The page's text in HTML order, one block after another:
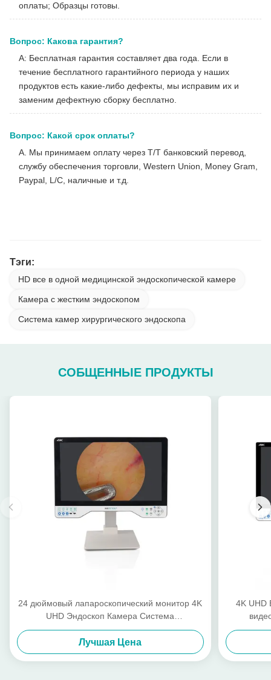
оплаты; Образцы готовы.
Вопрос: Какова гарантия?
A: Бесплатная гарантия составляет два года. Если в
течение бесплатного гарантийного периода у наших
продуктов есть какие-либо дефекты, мы исправим их и
заменим дефектную сборку бесплатно.
Вопрос: Какой срок оплаты?
A. Мы принимаем оплату через T/T банковский перевод,
службу обеспечения торговли, Western Union, Money Gram,
Paypal, L/C, наличные и т.д.
Тэги:
HD все в одной медицинской эндоскопической камере
Камера с жестким эндоскопом
Система камер хирургического эндоскопа
СОБЩЕННЫЕ ПРОДУКТЫ
24 дюймовый лапароскопический монитор 4K
UHD Эндоскоп Камера Система
хирургический светодиод с источником света
Лучшая Цена
4K UHD